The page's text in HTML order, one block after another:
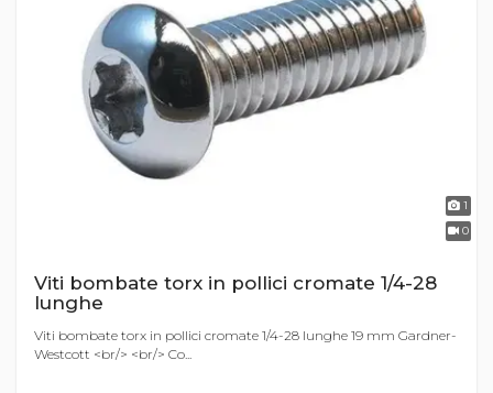
1
0
Viti bombate torx in pollici cromate 1/4-28
lunghe
Viti bombate torx in pollici cromate 1/4-28 lunghe 19 mm Gardner-
Westcott <br/> <br/> Co...